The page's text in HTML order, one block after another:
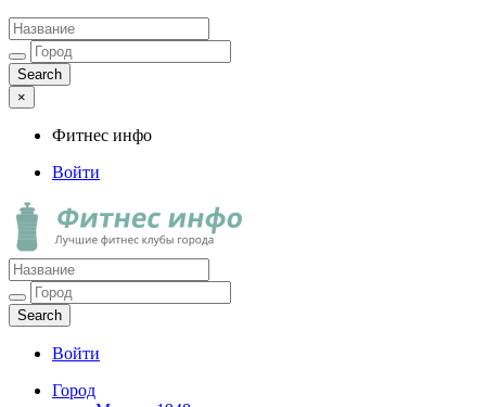
×
Фитнес инфо
Войти
Фитнес инфо
Лучшие фитнес клубы города
Войти
Город